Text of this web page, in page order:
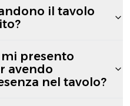
il tavolo
mi presento
avendo
nel tavolo?